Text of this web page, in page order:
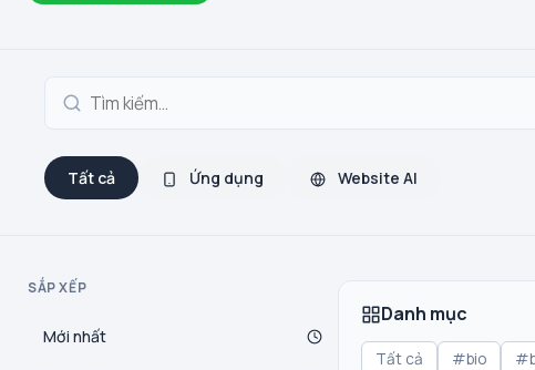
Tất cả Ứng dụng Website AI
SẮP XẾP
Mới nhất
Danh mục
Tất cả #bio